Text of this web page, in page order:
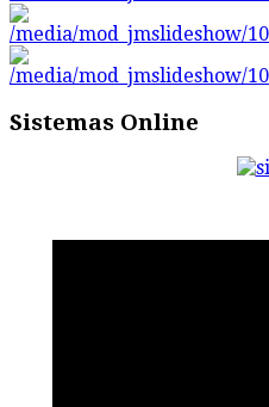
Sistemas Online